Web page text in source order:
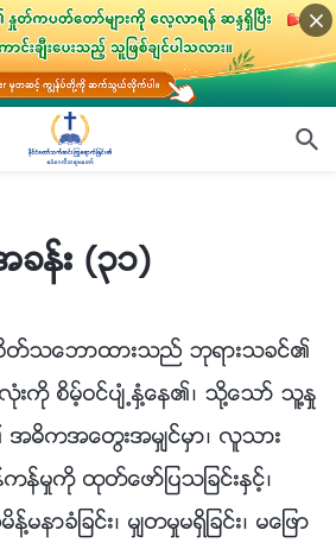
ခန္း (၃၁)
တ္သေဘာထားသည္ ဘုရားသခင္၏
းကို စိမ့္ဝင္ပ်ံ႕ႏွံ႔ေန၏၊ သို႔ေသာ္ သူ႔ႏႈ
ဓိကအေတြးအမွ်င္မွာ၊ လူသား
န္မႈကို ထုတ္ေဖာ္ျပသျခင္းႏွင့္၊
နာခံျခင္း၊ မွ်တမႈမရွိျခင္း၊ မေျဖာ